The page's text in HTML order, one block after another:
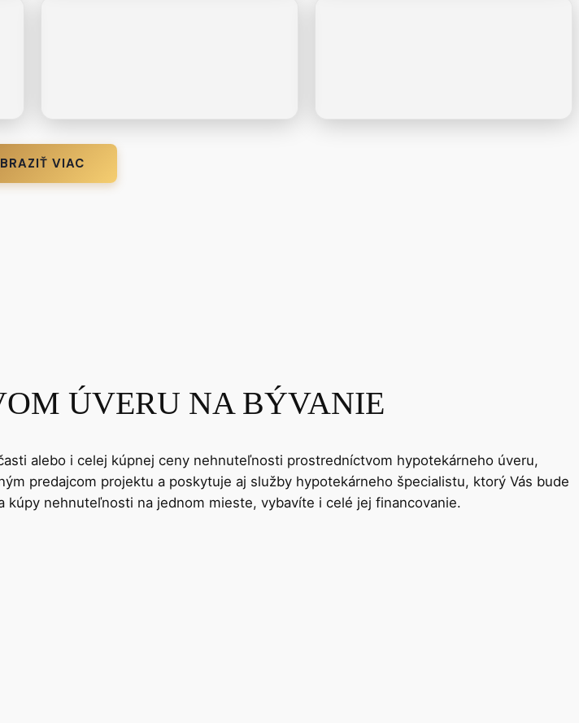
VIAC
ÚVERU NA BÝVANIE
alebo i celej kúpnej ceny nehnuteľnosti prostredníctvom hypotekárneho úveru,
predajcom projektu a poskytuje aj služby hypotekárneho špecialistu, ktorý Vás bude
nehnuteľnosti na jednom mieste, vybavíte i celé jej financovanie.